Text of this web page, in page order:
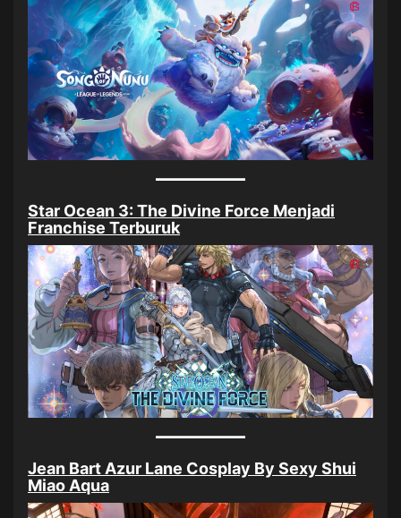
Star Ocean 3: The Divine Force Menjadi
Franchise Terburuk
Jean Bart Azur Lane Cosplay By Sexy Shui
Miao Aqua